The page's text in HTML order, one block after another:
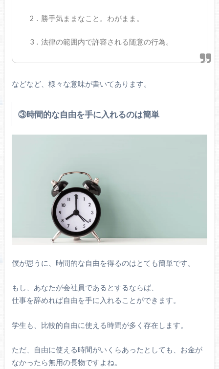
2．勝手気ままなこと。わがまま。
3．法律の範囲内で許容される随意の行為。
などなど、様々な意味が書いてあります。
③時間的な自由を手に入れるのは簡単
僕が思うに、時間的な自由を得るのはとても簡単です。
もし、あなたが会社員であるとするならば、
仕事を辞めれば自由を手に入れることができます。
学生も、比較的自由に使える時間が多く存在します。
ただ、自由に使える時間がいくらあったとしても、お金が
なかったら無用の長物ですよね。